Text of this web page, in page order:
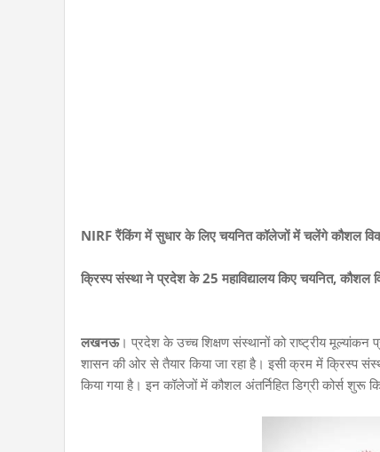
NIRF रैंकिंग में सुधार के लिए चयनित कॉलेजों में चलेंगे कौशल
क्रिस्प संस्था ने प्रदेश के 25 महाविद्यालय किए चयनित, कौशल
लखनऊ। प्रदेश के उच्च शिक्षण संस्थानों को राष्ट्रीय
शासन की ओर से तैयार किया जा रहा है। इसी क्रम में क्रिस्प
किया गया है। इन कॉलेजों में कौशल अंतर्निहित डिग्री कोर्स शुरू